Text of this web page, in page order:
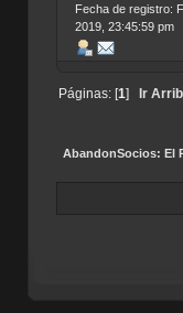
Fecha de registro:
2019, 23:45:59 pm
Páginas: [1] Ir
AbandonSocios: El